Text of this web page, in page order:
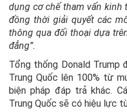
dụng cơ chế tham vấn kinh
đồng thời giải quyết các
thông qua đối thoại dựa
đẳng”.
Tổng thống Donald Trump
Trung Quốc lên 100% từ
biện pháp đáp trả khác.
Trung Quốc sẽ có hiệu lực